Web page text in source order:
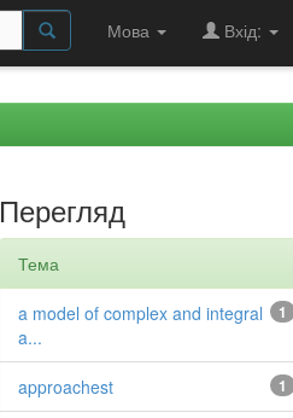
Мова Вхід:
Перегляд
Тема
1
a model of complex and integral
a...
1
approachest